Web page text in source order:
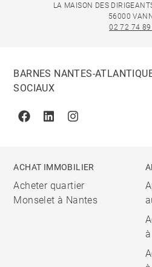
LA MAISON DES
56000
02 72 74 89
BARNES NANTES-
SOCIAUX
FacebookLinkedinInstagram
ACHAT IMMOBILIER
Acheter quartier
Monselet à Nantes